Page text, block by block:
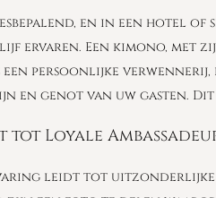
en in een hotel
ervaren. Een kimono, met
persoonlijke verwennerij,
en genot van uw gasten.
tot Loyale
leidt tot uitzonderlijke